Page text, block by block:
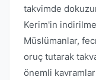
takvimde
Kerim'in
Müslümanlar,
oruç tutarak
önemli